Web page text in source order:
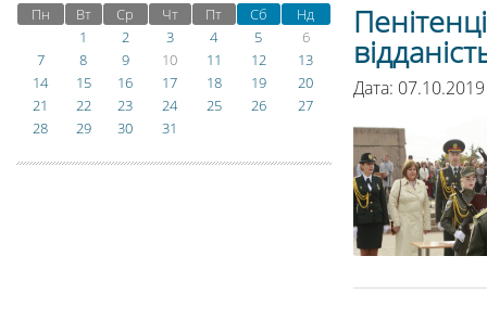
Дата:
Пн Вт Ср Чт Пт Сб
Нд
1
2 3 4 5
6
7
8 9 10 11 12
13
14
15 16 17 18 19
20
21
22 23 24 25 26
27
28
29 30 31